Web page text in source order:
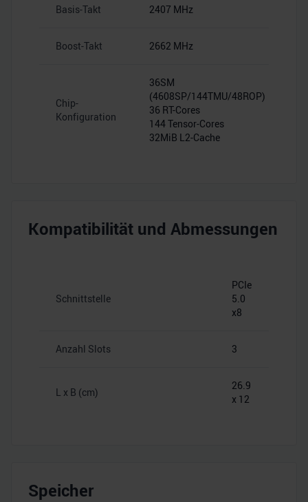
Basis-Takt 2407 MHz
Boost-Takt 2662 MHz
Chip-
Konfiguration
36SM
(4608SP/144TMU/48ROP)
36 RT-Cores
144 Tensor-Cores
32MiB L2-Cache
Kompatibilität und Abmessungen
Schnittstelle
PCIe
5.0
x8
Anzahl Slots 3
L x B (cm)
26.9
x 12
Speicher